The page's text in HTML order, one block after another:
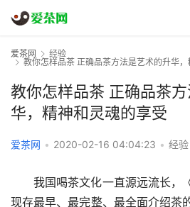
爱茶网
经验
教你怎样品茶 正确品茶方法是艺术的升华
教你怎样品茶 正确品茶
华，精神和灵魂的享受
爱茶网 • 2020-02-16 04:04:23 • 经验
我国喝茶文化一直源远流长，
现存最早、最完整、最全面介绍茶